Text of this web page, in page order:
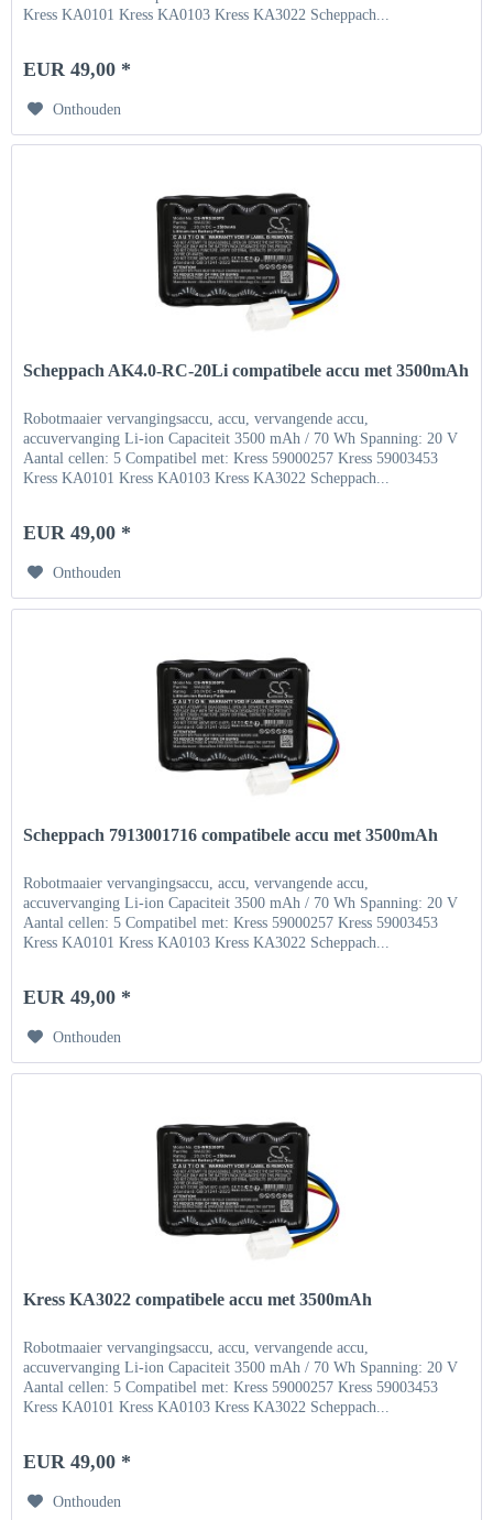
Kress KA0101 Kress KA0103 Kress KA3022 Scheppach...
EUR 49,00 *
Onthouden
Scheppach AK4.0-RC-20Li compatibele accu met 3500mAh
Robotmaaier vervangingsaccu, accu, vervangende accu,
accuvervanging Li-ion Capaciteit 3500 mAh / 70 Wh Spanning: 20 V
Aantal cellen: 5 Compatibel met: Kress 59000257 Kress 59003453
Kress KA0101 Kress KA0103 Kress KA3022 Scheppach...
EUR 49,00 *
Onthouden
Scheppach 7913001716 compatibele accu met 3500mAh
Robotmaaier vervangingsaccu, accu, vervangende accu,
accuvervanging Li-ion Capaciteit 3500 mAh / 70 Wh Spanning: 20 V
Aantal cellen: 5 Compatibel met: Kress 59000257 Kress 59003453
Kress KA0101 Kress KA0103 Kress KA3022 Scheppach...
EUR 49,00 *
Onthouden
Kress KA3022 compatibele accu met 3500mAh
Robotmaaier vervangingsaccu, accu, vervangende accu,
accuvervanging Li-ion Capaciteit 3500 mAh / 70 Wh Spanning: 20 V
Aantal cellen: 5 Compatibel met: Kress 59000257 Kress 59003453
Kress KA0101 Kress KA0103 Kress KA3022 Scheppach...
EUR 49,00 *
Onthouden